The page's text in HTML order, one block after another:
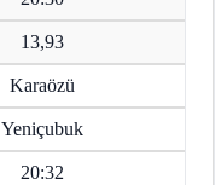
13,93
Karaözü
Yeniçubuk
20:32